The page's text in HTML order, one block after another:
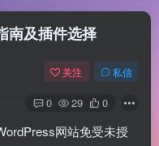
南及插件选择
关注 私信
0 29 0
网站免受未授